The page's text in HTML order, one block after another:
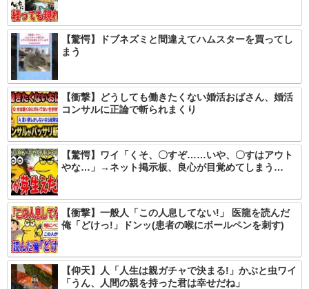
【驚愕】ドブネズミと間違えてハムスターを買ってし
まう
【衝撃】どうしても働きたくない婚活おばさん、婚活
コンサルに正論で斬られまくり
【驚愕】ワイ「くそ、〇すぞ……いや、〇すはアウト
やな…」→ネット掲示板、良心が目覚めてしまう…
【衝撃】一般人「この人息してない!」 医龍を読んだ
俺「どけっ!」ドンッ(患者の喉にボールペンを刺す)
【仰天】人「人生は親ガチャで決まる!」かぶと虫ワイ
「うん、人間の親を持った君は幸せだね」